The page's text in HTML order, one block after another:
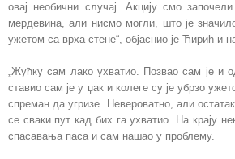
овај необични случај. Акцију смо
мердевина, али нисмо могли, што је
ужетом са врха стене“, објаснио је Ћирић и
„Жућку сам лако ухватио. Позвао сам је и
ставио сам је у џак и колеге су је убрзо
спреман да угризе. Невероватно, али
се сваки пут кад бих га ухватио. На крају
спасавања паса и сам нашао у проблему.